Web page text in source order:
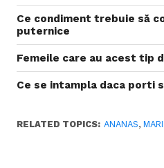
Ce condiment trebuie să
puternice
Femeile care au acest tip
Ce se intampla daca porti
RELATED TOPICS: ANANAS,